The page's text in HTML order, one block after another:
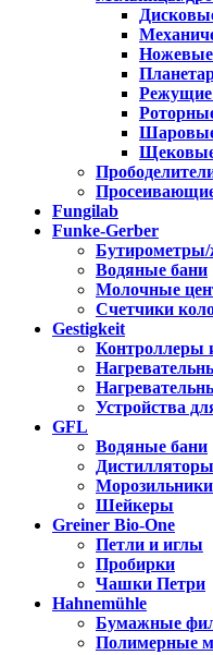
Fungilab
Funke-Gerber
Водяные бани
Молочные
Счетчики
Gestigkeit
Контроллеры
Устройства
GFL
Водяные бани
Дистилляторы
Морозильники
Шейкеры
Greiner Bio-One
Петли и иглы
Пробирки
Чашки Петри
Hahnemühle
Бумажные
Полимерные